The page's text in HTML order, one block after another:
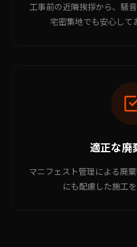
工事前の近隣挨拶から、騒
宅密集地でも安心して
適正な廃
マニフェスト管理による廃
にも配慮した施工